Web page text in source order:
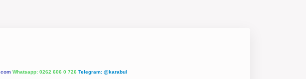
Whatsapp: 0262 606 0 726 Telegram: @karabul